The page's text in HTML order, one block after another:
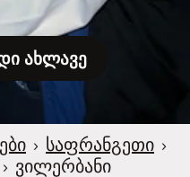
ახლავე
› საფრანგეთი ›
› ვილერბანი